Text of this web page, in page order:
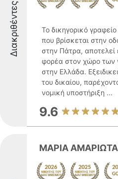
Διακριθέντες
Το δικηγορικό
που βρίσκεται στην
στην Πάτρα,
φορέα στον χώρο των
στην Ελλάδα.
του δικαίου,
νομική υποστήριξη ...
9.6
ΜΑΡΙΑ